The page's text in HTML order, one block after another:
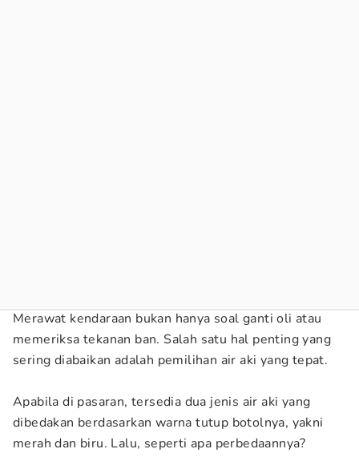
Merawat kendaraan bukan hanya soal ganti oli atau
memeriksa tekanan ban. Salah satu hal penting yang
sering diabaikan adalah pemilihan air aki yang tepat.
Apabila di pasaran, tersedia dua jenis air aki yang
dibedakan berdasarkan warna tutup botolnya, yakni
merah dan biru. Lalu, seperti apa perbedaannya?